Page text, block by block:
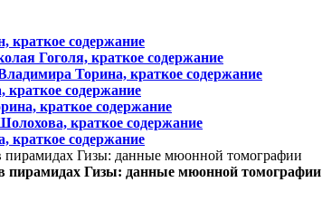
краткое содержание
Гоголя, краткое содержание
Торина, краткое содержание
краткое содержание
краткое содержание
краткое содержание
краткое содержание
Гизы: данные мюонной томографии